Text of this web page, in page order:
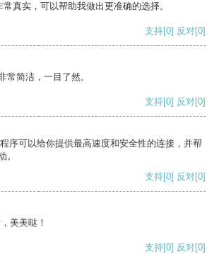
真实，可以帮助我做出更准确的选择。
支持[0] 反对[0]
常简洁，一目了然。
支持[0] 反对[0]
序可以给你提供最高速度和安全性的连接，并帮
。
支持[0] 反对[0]
美美哒！
支持[0] 反对[0]